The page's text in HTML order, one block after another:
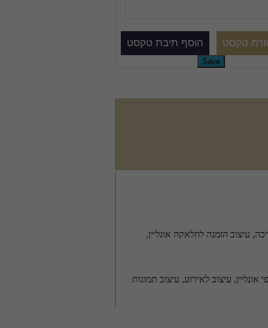
עיצוב הזמנה לחלאקה אונליין,
עיצוב לאירוע, עיצוב תמונות